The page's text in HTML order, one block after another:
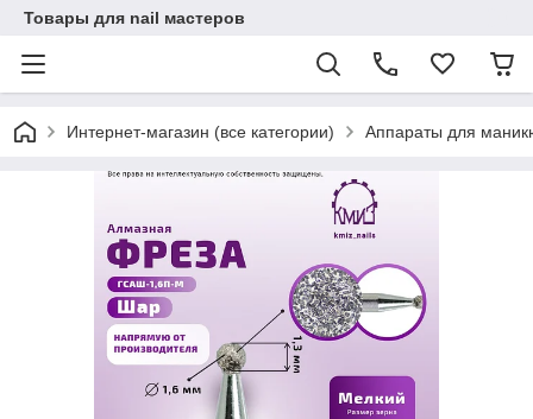
Товары для nail мастеров
Интернет-магазин (все категории) Аппараты для